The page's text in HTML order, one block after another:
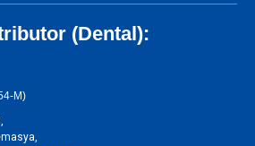
(Dental):
M)